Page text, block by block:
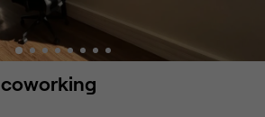
coworking